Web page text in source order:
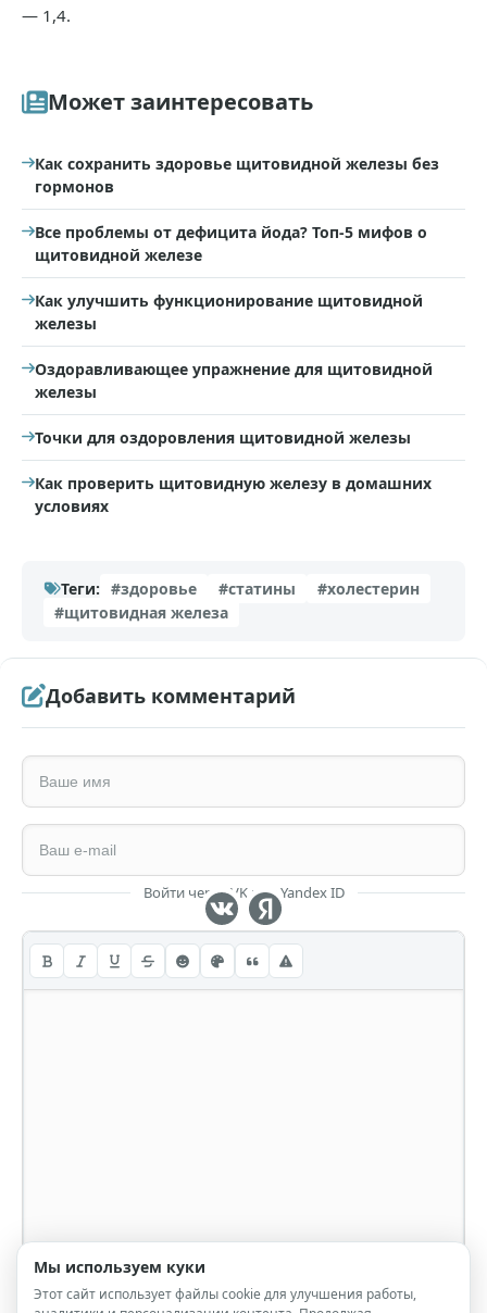
— 1,4.
Может заинтересовать
Как сохранить здоровье щитовидной железы без
гормонов
Все проблемы от дефицита йода? Топ-5 мифов о
щитовидной железе
Как улучшить функционирование щитовидной
железы
Оздоравливающее упражнение для щитовидной
железы
Точки для оздоровления щитовидной железы
Как проверить щитовидную железу в домашних
условиях
Теги: #здоровье #статины
#холестерин
#щитовидная железа
Добавить комментарий
Войти через VK или Yandex ID
Мы используем куки
Этот сайт использует файлы cookie для улучшения работы,